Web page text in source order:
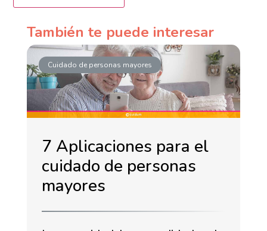
También te puede interesar
Cuidado de personas mayores
7 Aplicaciones para el
cuidado de personas
mayores